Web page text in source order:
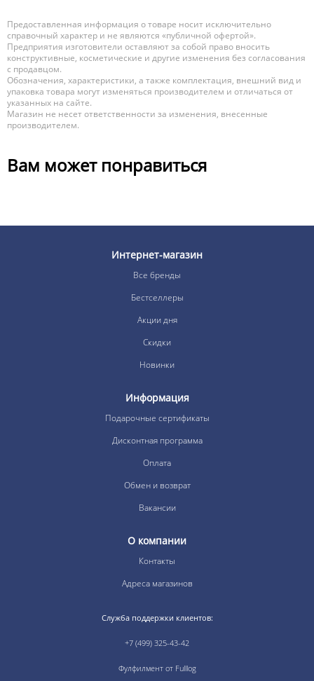
Предоставленная информация о товаре носит исключительно
справочный характер и не являются «публичной офертой».
Предприятия изготовители оставляют за собой право вносить
конструктивные, косметические и другие изменения без согласования
с продавцом.
Обозначения, характеристики, а также комплектация, внешний вид и
упаковка товара могут изменяться производителем и отличаться от
указанных на сайте.
Магазин не несет ответственности за изменения, внесенные
производителем.
Вам может понравиться
Интернет-магазин
Все бренды
Бестселлеры
Акции дня
Скидки
Новинки
Информация
Подарочные сертификаты
Дисконтная программа
Оплата
Обмен и возврат
Вакансии
О компании
Контакты
Адреса магазинов
Служба поддержки клиентов:
+7 (499) 325-43-42
Фулфилмент от Fulllog